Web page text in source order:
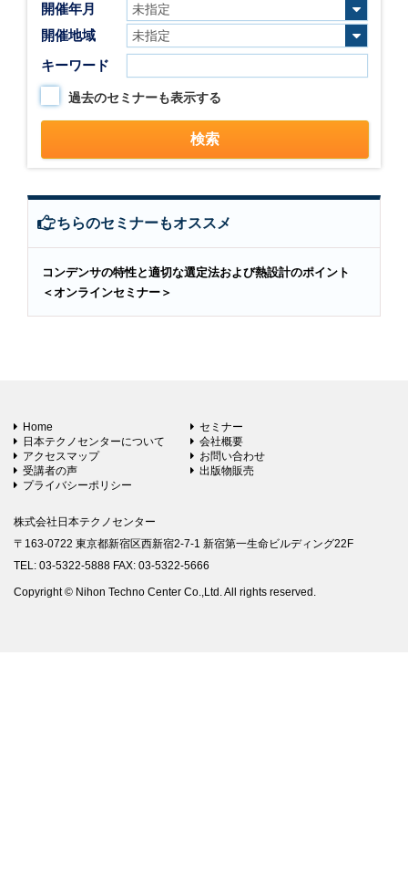
開催年月
開催地域
キーワード
過去のセミナーも表示する
こちらのセミナーもオススメ
コンデンサの特性と適切な選定法および熱設計のポイント
＜オンラインセミナー＞
Home
セミナー
日本テクノセンターについて
会社概要
アクセスマップ
お問い合わせ
受講者の声
出版物販売
プライバシーポリシー
株式会社日本テクノセンター
〒163-0722 東京都新宿区西新宿2-7-1 新宿第一生命ビルディング22F
TEL: 03-5322-5888 FAX: 03-5322-5666
Copyright © Nihon Techno Center Co.,Ltd. All rights reserved.